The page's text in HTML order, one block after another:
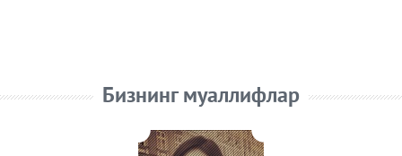
Бизнинг муаллифлар